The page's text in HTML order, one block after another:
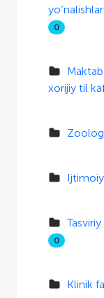
0
xorijiy til
0
Klinik